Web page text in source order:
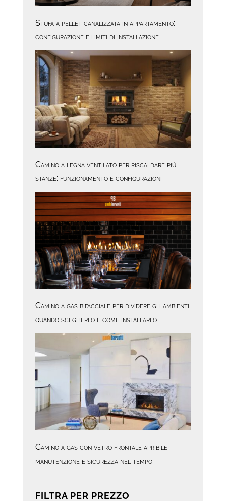
Stufa a pellet canalizzata in appartamento:
configurazione e limiti di installazione
Camino a legna ventilato per riscaldare più
stanze: funzionamento e configurazioni
Camino a gas bifacciale per dividere gli ambienti:
quando sceglierlo e come installarlo
Camino a gas con vetro frontale apribile:
manutenzione e sicurezza nel tempo
FILTRA PER PREZZO